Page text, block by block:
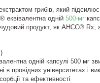
грибів, який
еквівалентна одній 500-мг
продукт, як AHCC®
одній капсулі 500 мг
провідних університетах і
та ефективності